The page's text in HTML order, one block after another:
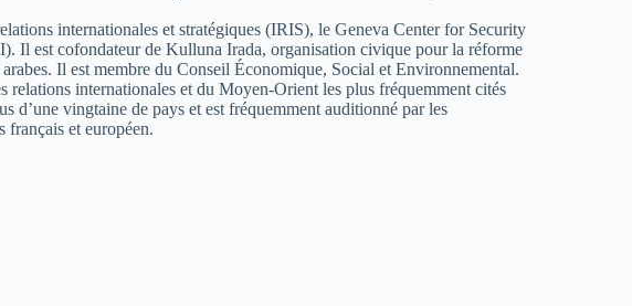
internationales et stratégiques (IRIS), le Geneva Center for Security
Il est cofondateur de Kulluna Irada, organisation civique pour la réforme
Il est membre du Conseil Économique, Social et Environnemental.
internationales et du Moyen-Orient les plus fréquemment cités
d’une vingtaine de pays et est fréquemment auditionné par les
français et européen.